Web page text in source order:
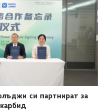
си партнират за